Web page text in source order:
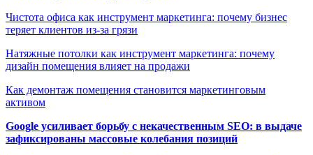
Чистота офиса как инструмент маркетинга: почему бизнес
теряет клиентов из-за грязи
Натяжные потолки как инструмент маркетинга: почему
дизайн помещения влияет на продажи
Как демонтаж помещения становится маркетинговым
активом
Google усиливает борьбу с некачественным SEO: в выдаче
зафиксированы массовые колебания позиций